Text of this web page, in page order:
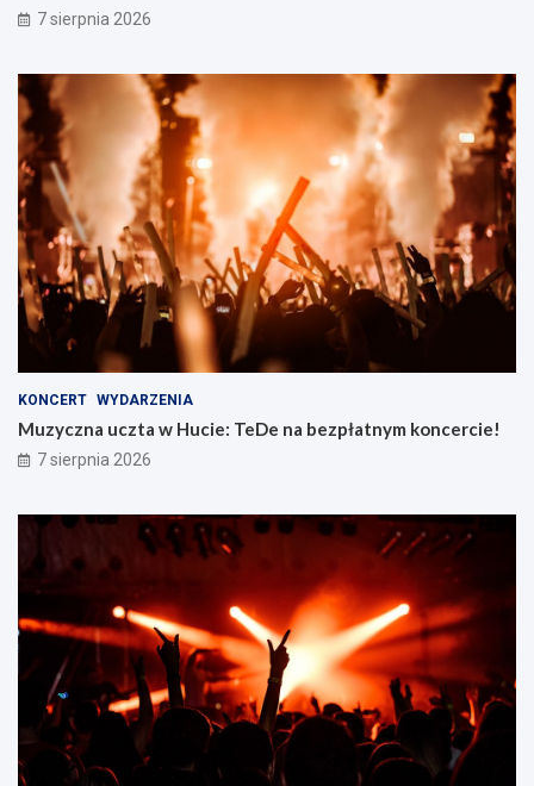
7 sierpnia 2026
KONCERT WYDARZENIA
Muzyczna uczta w Hucie: TeDe na bezpłatnym koncercie!
7 sierpnia 2026